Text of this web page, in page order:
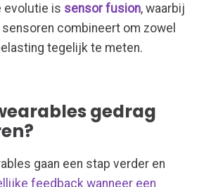
evolutie is sensor fusion, waarbij
combineert om zowel
tegelijk te meten.
gedrag
gaan een stap verder en
feedback wanneer een